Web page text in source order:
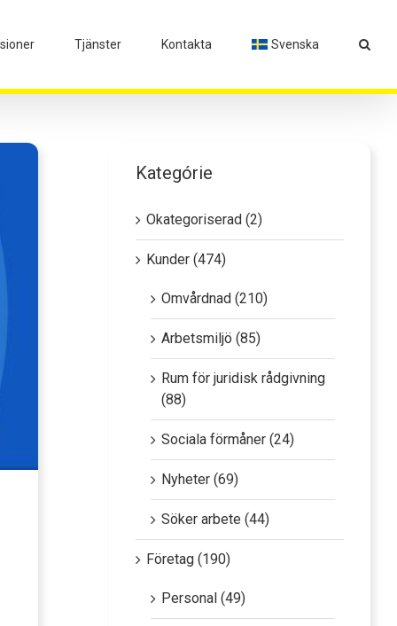
Tjänster Kontakta Svenska
Kategórie
Okategoriserad (2)
Kunder (474)
Omvårdnad (210)
Arbetsmiljö (85)
Rum för juridisk rådgivning
(88)
Sociala förmåner (24)
Nyheter (69)
Söker arbete (44)
Företag (190)
Personal (49)